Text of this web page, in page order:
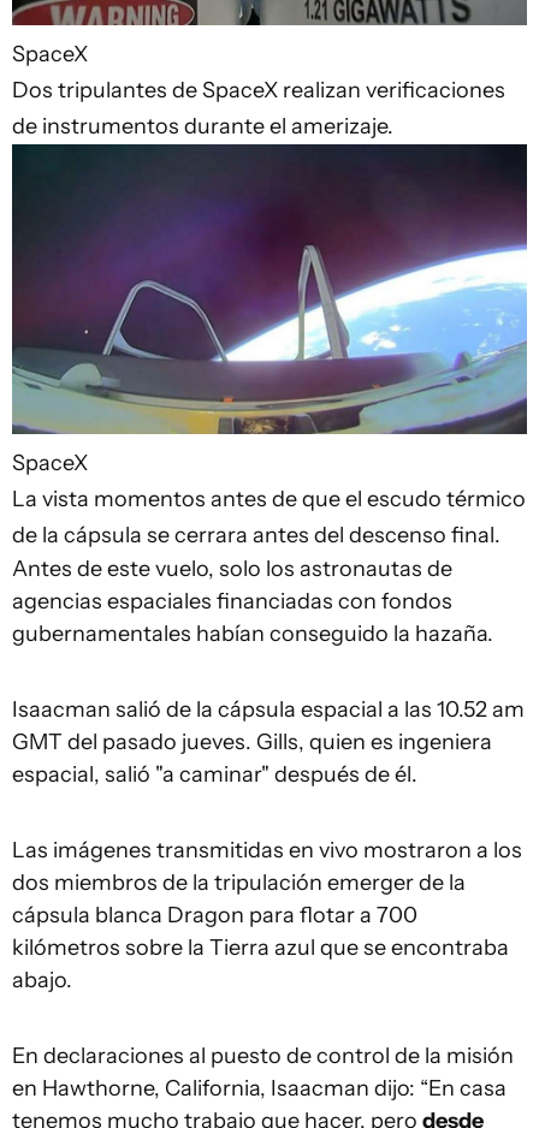
SpaceX
Dos tripulantes de SpaceX realizan verificaciones
de instrumentos durante el amerizaje.
SpaceX
La vista momentos antes de que el escudo térmico
de la cápsula se cerrara antes del descenso final.
Antes de este vuelo, solo los astronautas de
agencias espaciales financiadas con fondos
gubernamentales habían conseguido la hazaña.
Isaacman salió de la cápsula espacial a las 10.52 am
GMT del pasado jueves. Gills, quien es ingeniera
espacial, salió "a caminar" después de él.
Las imágenes transmitidas en vivo mostraron a los
dos miembros de la tripulación emerger de la
cápsula blanca Dragon para flotar a 700
kilómetros sobre la Tierra azul que se encontraba
abajo.
En declaraciones al puesto de control de la misión
en Hawthorne, California, Isaacman dijo: “En casa
tenemos mucho trabajo que hacer, pero desde